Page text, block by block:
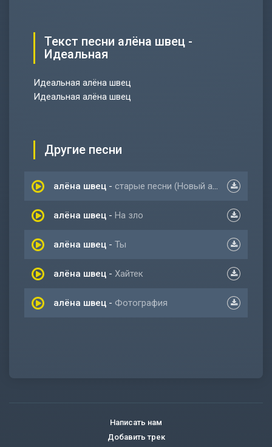
Текст песни алёна швец -
Идеальная
Идеальная алёна швец
Идеальная алёна швец
Другие песни
алёна швец - старые песни (Новый альбом 2022)
алёна швец - На зло
алёна швец - Ты
алёна швец - Хайтек
алёна швец - Фотография
Написать нам
Добавить трек